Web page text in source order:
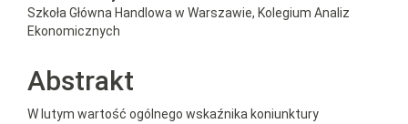
Szkoła Główna Handlowa w Warszawie, Kolegium Analiz
Ekonomicznych
Abstrakt
W lutym wartość ogólnego wskaźnika koniunktury